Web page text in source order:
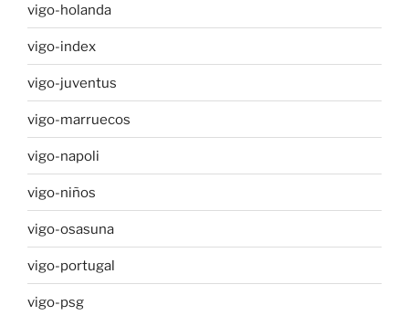
vigo-holanda
vigo-index
vigo-juventus
vigo-marruecos
vigo-napoli
vigo-niños
vigo-osasuna
vigo-portugal
vigo-psg